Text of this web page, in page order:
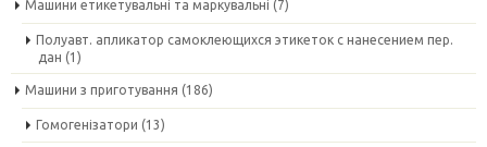
Машини етикетувальні та маркувальні (7)
Полуавт. апликатор самоклеющихся этикеток с нанесением пер.
дан (1)
Машини з приготування (186)
Гомогенізатори (13)